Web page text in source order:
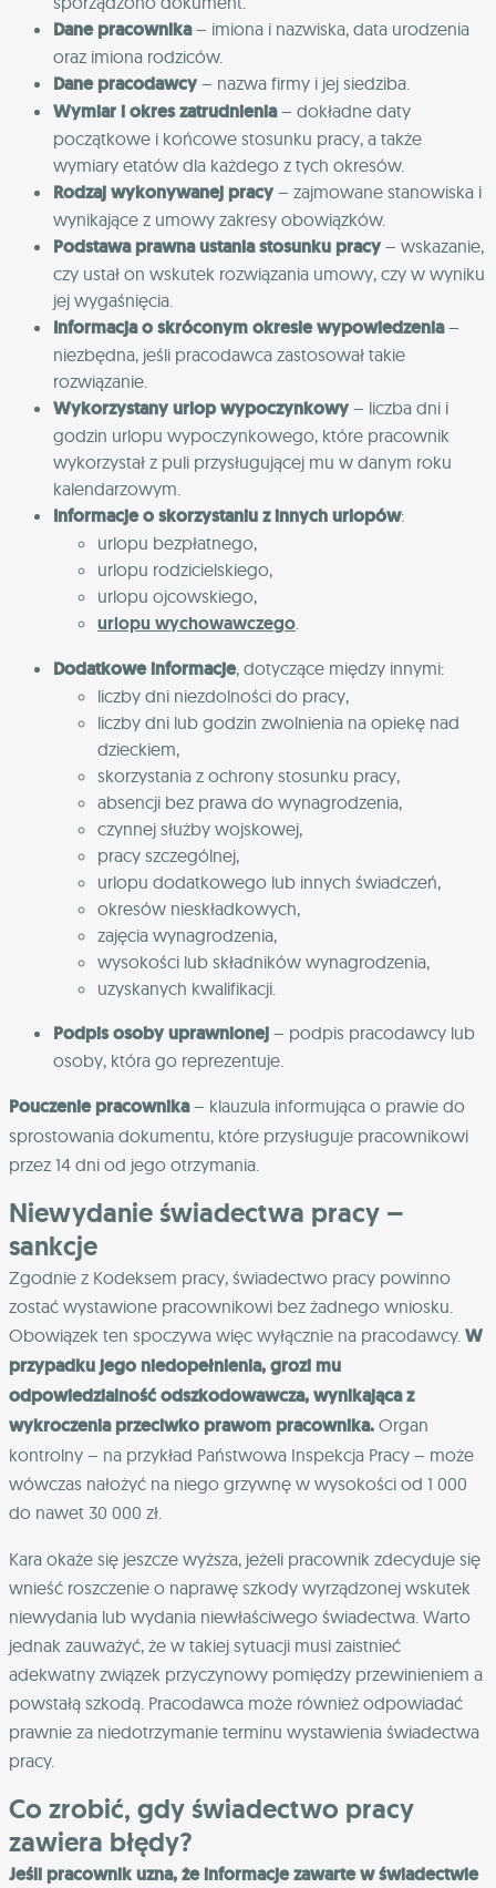
Dane pracownika– imiona i nazwiska, data urodzenia
oraz imiona rodziców.
Dane pracodawcy – nazwa firmy i jej siedziba.
Wymiar i okres zatrudnienia– dokładne daty
początkowe i końcowe stosunku pracy, a także
wymiary etatów dla każdego z tych okresów.
Rodzaj wykonywanej pracy – zajmowane stanowiska i
wynikające z umowy zakresy obowiązków.
Podstawa prawna ustania stosunku pracy – wskazanie,
czy ustał on wskutek rozwiązania umowy, czy w wyniku
jej wygaśnięcia.
Informacja o skróconym okresie wypowiedzenia–
niezbędna, jeśli pracodawca zastosował takie
rozwiązanie.
Wykorzystany urlop wypoczynkowy – liczba dni i
godzin urlopu wypoczynkowego, które pracownik
wykorzystał z puli przysługującej mu w danym roku
kalendarzowym.
Informacje o skorzystaniu z innych urlopów:
urlopu bezpłatnego,
urlopu rodzicielskiego,
urlopu ojcowskiego,
urlopu wychowawczego.
Dodatkowe informacje, dotyczące między innymi:
liczby dni niezdolności do pracy,
liczby dni lub godzin zwolnienia na opiekę nad
dzieckiem,
skorzystania z ochrony stosunku pracy,
absencji bez prawa do wynagrodzenia,
czynnej służby wojskowej,
pracy szczególnej,
urlopu dodatkowego lub innych świadczeń,
okresów nieskładkowych,
zajęcia wynagrodzenia,
wysokości lub składników wynagrodzenia,
uzyskanych kwalifikacji.
Podpis osoby uprawnionej – podpis pracodawcy lub
osoby, która go reprezentuje.
Pouczenie pracownika– klauzula informująca o prawie do
sprostowania dokumentu, które przysługuje pracownikowi
przez 14 dni od jego otrzymania.
Niewydanie świadectwa pracy –
sankcje
Zgodnie z Kodeksem pracy, świadectwo pracy powinno
zostać wystawione pracownikowi bez żadnego wniosku.
Obowiązek ten spoczywa więc wyłącznie na pracodawcy. W
przypadku jego niedopełnienia, grozi mu
odpowiedzialność odszkodowawcza, wynikająca z
wykroczenia przeciwko prawom pracownika. Organ
kontrolny – na przykład Państwowa Inspekcja Pracy – może
wówczas nałożyć na niego grzywnę w wysokości od 1 000
do nawet 30 000 zł.
Kara okaże się jeszcze wyższa, jeżeli pracownik zdecyduje się
wnieść roszczenie o naprawę szkody wyrządzonej wskutek
niewydania lub wydania niewłaściwego świadectwa. Warto
jednak zauważyć, że w takiej sytuacji musi zaistnieć
adekwatny związek przyczynowy pomiędzy przewinieniem a
powstałą szkodą. Pracodawca może również odpowiadać
prawnie za niedotrzymanie terminu wystawienia świadectwa
pracy.
Co zrobić, gdy świadectwo pracy
zawiera błędy?
Jeśli pracownik uzna, że informacje zawarte w świadectwie